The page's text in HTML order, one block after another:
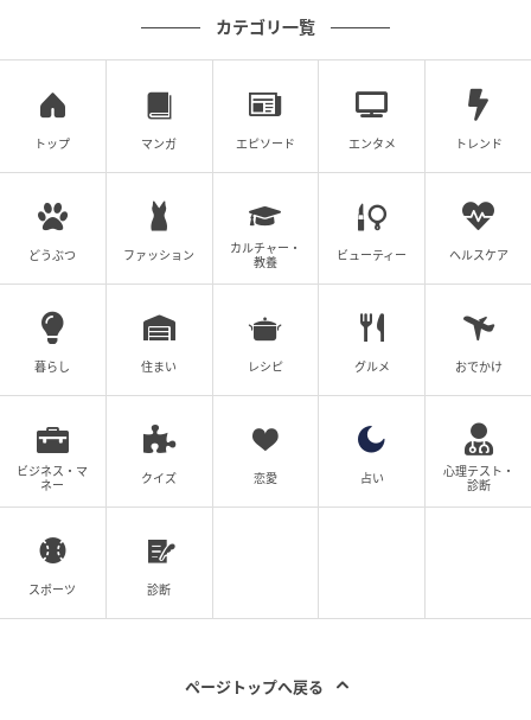
カテゴリ一覧
トップ マンガ エピソード エンタメ トレンド
どうぶつ ファッション
カルチャー・
教養
ビューティー ヘルスケア
暮らし 住まい レシピ グルメ おでかけ
ビジネス・マ
ネー
クイズ 恋愛 占い
心理テスト・
診断
スポーツ 診断
ページトップへ戻る